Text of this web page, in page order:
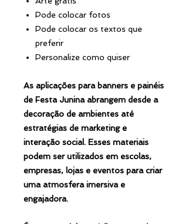
Pode colocar fotos
Pode colocar os textos que
preferir
Personalize como quiser
As aplicações para banners e painéis
de Festa Junina abrangem desde a
decoração de ambientes até
estratégias de marketing e
interação social. Esses materiais
podem ser utilizados em escolas,
empresas, lojas e eventos para criar
uma atmosfera imersiva e
engajadora.